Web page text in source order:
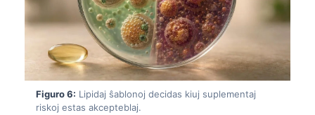
Figuro 6: Lipidaj ŝablonoj decidas kiuj suplementaj
riskoj estas akcepteblaj.
বাংলা
اردو
मराठी